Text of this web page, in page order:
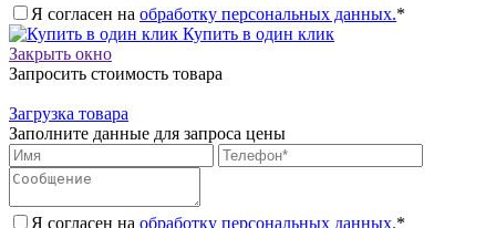
Я согласен на обработку персональных данных.*
Купить в один клик
Закрыть окно
Запросить стоимость товара
Загрузка товара
Заполните данные для запроса цены
Я согласен на обработку персональных данных.*